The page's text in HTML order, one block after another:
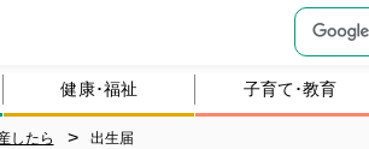
健康･福祉 子育て･教育
したら 出生届